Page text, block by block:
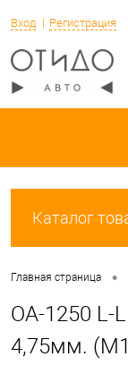
Вход Регистрация
Каталог
Главная страница •
OA-1250 L-
4,75мм.